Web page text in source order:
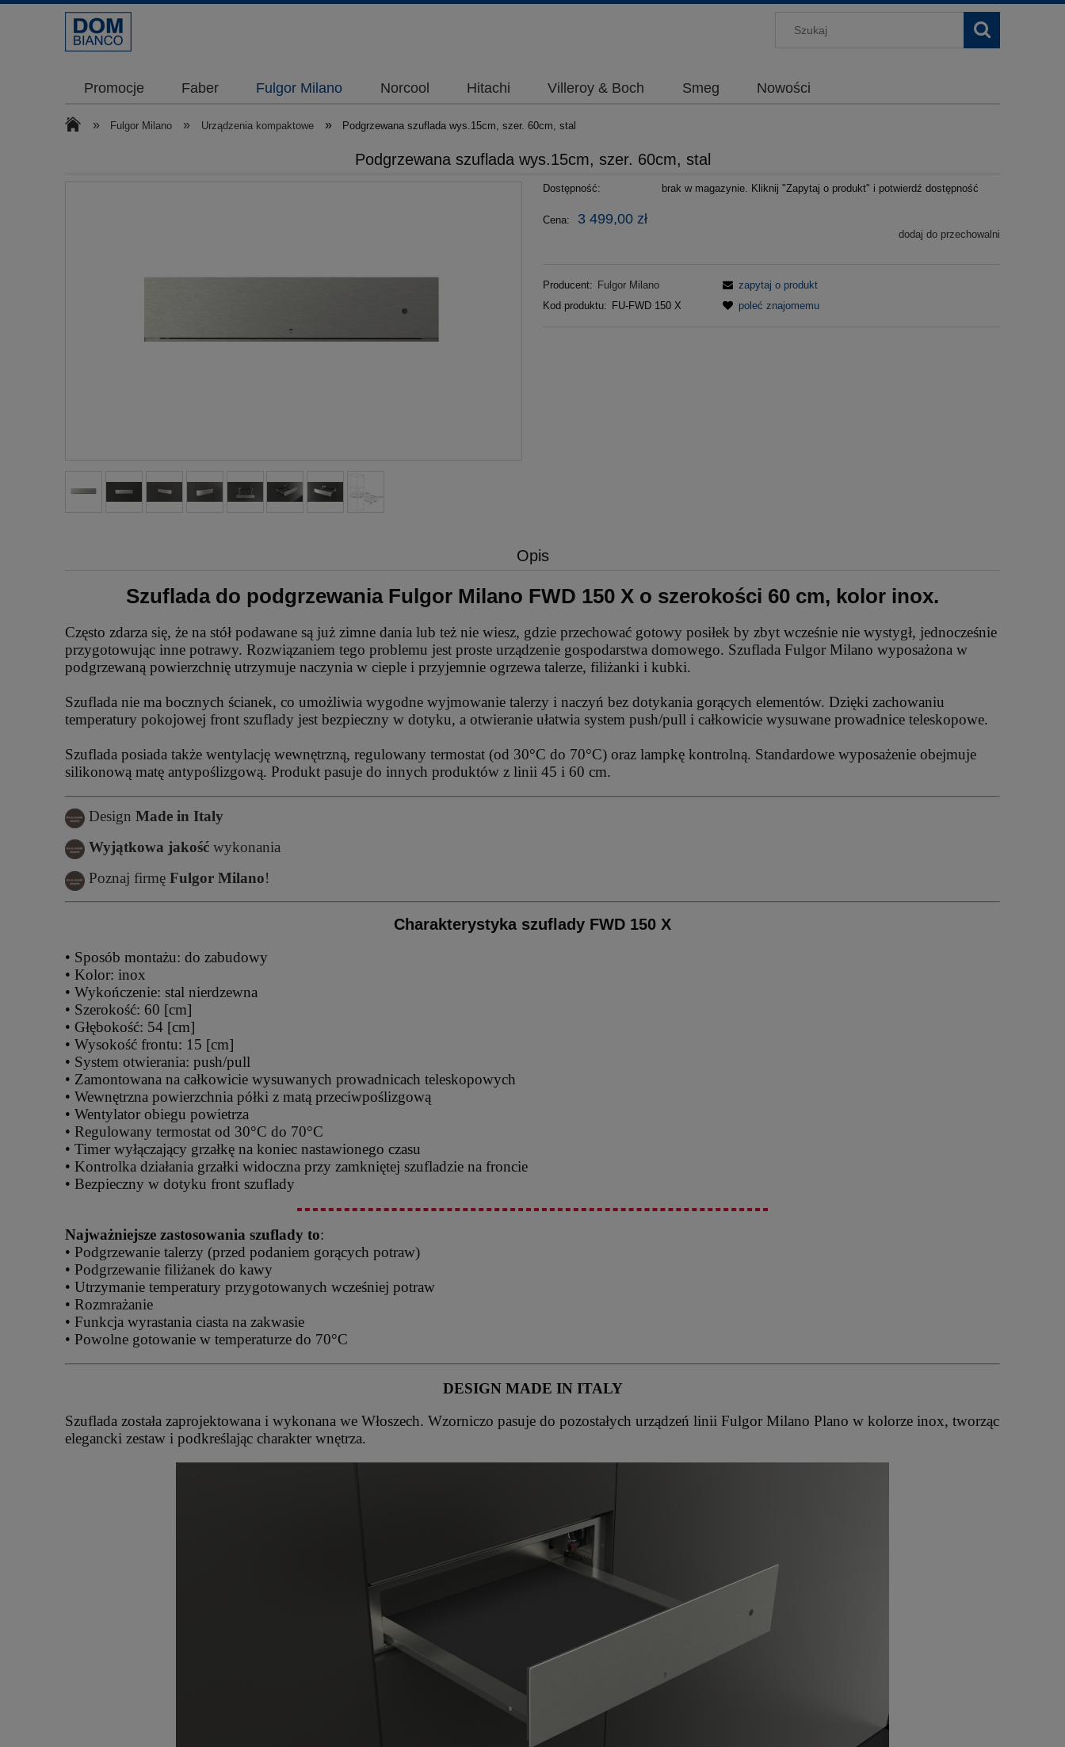
Promocje Faber Fulgor Milano Norcool Hitachi Villeroy & Boch Smeg Nowości
» Fulgor Milano » Urządzenia kompaktowe » Podgrzewana szuflada wys.15cm, szer. 60cm, stal
Podgrzewana szuflada wys.15cm, szer. 60cm, stal
Dostępność: brak w magazynie. Kliknij "Zapytaj o produkt" i potwierdź dostępność
Cena: 3 499,00 zł
dodaj do przechowalni
Producent: Fulgor Milano
Kod produktu: FU-FWD 150 X
zapytaj o produkt
poleć znajomemu
Opis
Szuflada do podgrzewania Fulgor Milano FWD 150 X o szerokości 60 cm, kolor inox.
Często zdarza się, że na stół podawane są już zimne dania lub też nie wiesz, gdzie przechować gotowy posiłek by zbyt wcześnie nie wystygł, jednocześnie
przygotowując inne potrawy. Rozwiązaniem tego problemu jest proste urządzenie gospodarstwa domowego. Szuflada Fulgor Milano wyposażona w
podgrzewaną powierzchnię utrzymuje naczynia w cieple i przyjemnie ogrzewa talerze, filiżanki i kubki.
Szuflada nie ma bocznych ścianek, co umożliwia wygodne wyjmowanie talerzy i naczyń bez dotykania gorących elementów. Dzięki zachowaniu
temperatury pokojowej front szuflady jest bezpieczny w dotyku, a otwieranie ułatwia system push/pull i całkowicie wysuwane prowadnice teleskopowe.
Szuflada posiada także wentylację wewnętrzną, regulowany termostat (od 30°C do 70°C) oraz lampkę kontrolną. Standardowe wyposażenie obejmuje
silikonową matę antypoślizgową. Produkt pasuje do innych produktów z linii 45 i 60 cm.
Design Made in Italy
Wyjątkowa jakość wykonania
Poznaj firmę Fulgor Milano!
Charakterystyka szuflady FWD 150 X
• Sposób montażu: do zabudowy
• Kolor: inox
• Wykończenie: stal nierdzewna
• Szerokość: 60 [cm]
• Głębokość: 54 [cm]
• Wysokość frontu: 15 [cm]
• System otwierania: push/pull
• Zamontowana na całkowicie wysuwanych prowadnicach teleskopowych
• Wewnętrzna powierzchnia półki z matą przeciwpoślizgową
• Wentylator obiegu powietrza
• Regulowany termostat od 30°C do 70°C
• Timer wyłączający grzałkę na koniec nastawionego czasu
• Kontrolka działania grzałki widoczna przy zamkniętej szufladzie na froncie
• Bezpieczny w dotyku front szuflady
Najważniejsze zastosowania szuflady to:
• Podgrzewanie talerzy (przed podaniem gorących potraw)
• Podgrzewanie filiżanek do kawy
• Utrzymanie temperatury przygotowanych wcześniej potraw
• Rozmrażanie
• Funkcja wyrastania ciasta na zakwasie
• Powolne gotowanie w temperaturze do 70°C
DESIGN MADE IN ITALY
Szuflada została zaprojektowana i wykonana we Włoszech. Wzorniczo pasuje do pozostałych urządzeń linii Fulgor Milano Plano w kolorze inox, tworząc
elegancki zestaw i podkreślając charakter wnętrza.